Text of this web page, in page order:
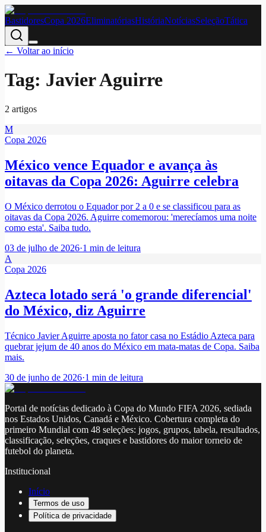
BastidoresCopa 2026EliminatóriasHistóriaNotíciasSeleçãoTática
← Voltar ao início
Tag: Javier Aguirre
2 artigos
M
Copa 2026
México vence Equador e avança às
oitavas da Copa 2026: Aguirre celebra
O México derrotou o Equador por 2 a 0 e se classificou para as
oitavas da Copa 2026. Aguirre comemorou: 'merecíamos uma noite
como esta'. Saiba tudo.
03 de julho de 2026·1 min de leitura
A
Copa 2026
Azteca lotado será 'o grande diferencial'
do México, diz Aguirre
Técnico Javier Aguirre aposta no fator casa no Estádio Azteca para
quebrar jejum de 40 anos do México em mata-matas de Copa. Saiba
mais.
30 de junho de 2026·1 min de leitura
Portal de notícias dedicado à Copa do Mundo FIFA 2026, sediada
nos Estados Unidos, Canadá e México. Cobertura completa do
primeiro Mundial com 48 seleções: jogos, grupos, tabela, resultados,
classificação, seleções, craques e bastidores do maior torneio de
futebol do planeta.
Institucional
Início
Termos de uso
Política de privacidade